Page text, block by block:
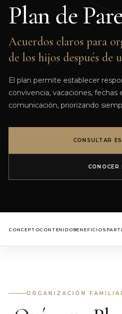
Plan de
Acuerdos claros para
de los hijos después de
El plan permite establecer
convivencia, vacaciones, fechas
comunicación, priorizando
CONSULTAR
CONOCER
CONCEPTOCONTENIDOBENEFICIOS
ORGANIZACIÓN